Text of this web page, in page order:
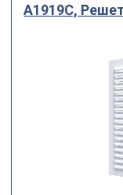
A1919C,